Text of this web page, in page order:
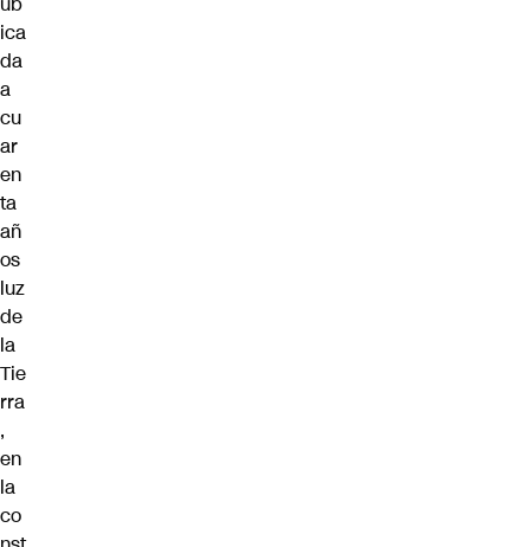
ica
da
a
cu
ar
en
ta
añ
os
luz
de
la
Tie
rra
,
en
la
co